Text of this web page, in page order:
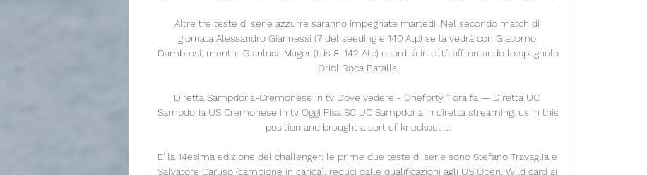
Altre tre teste di serie azzurre saranno impegnate martedì. Nel secondo match di
giornata Alessandro Giannessi (7 del seeding e 140 Atp) se la vedrà con Giacomo
Dambrosi; mentre Gianluca Mager (tds 8, 142 Atp) esordirà in città affrontando lo spagnolo
Oriol Roca Batalla.
Diretta Sampdoria-Cremonese in tv Dove vedere - Oneforty 1 ora fa — Diretta UC
Sampdoria US Cremonese in tv Oggi Pisa SC UC Sampdoria in diretta streaming. us in this
position and brought a sort of knockout ...
E' la 14esima edizione del challenger: le prime due teste di serie sono Stefano Travaglia e
Salvatore Caruso (campione in carica), reduci dalle qualificazioni agli US Open. Wild card ai